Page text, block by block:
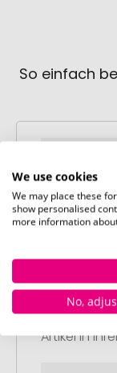
So einfach
Schritt 1:
Wählen Sie
nach Ihren
Artikel in
We use cookies
We may place these
show personalised
more information
No,